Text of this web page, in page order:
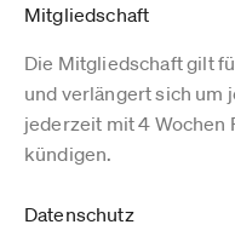
Mitgliedschaft
Die Mitgliedschaft gilt
und verlängert sich um
jederzeit mit 4 Wochen
kündigen.
Datenschutz